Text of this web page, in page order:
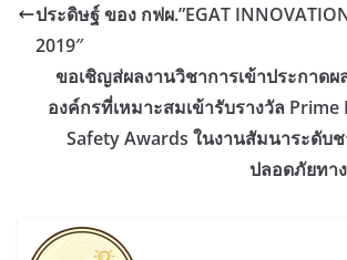
ประดิษฐ์ ของ กฟผ.”EGAT
2019″
ขอเชิญส่ผลงานวิชาการเข้าประกาด
องค์กรที่เหมาะสมเข้ารับรางวัล
Safety Awards ในงานสัมนาระดับช
ปลอดภัยทา